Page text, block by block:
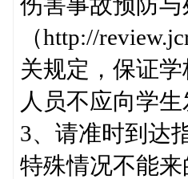
（http://
关规定，保证
人员不应向学生
3、请准时到达
特殊情况不能